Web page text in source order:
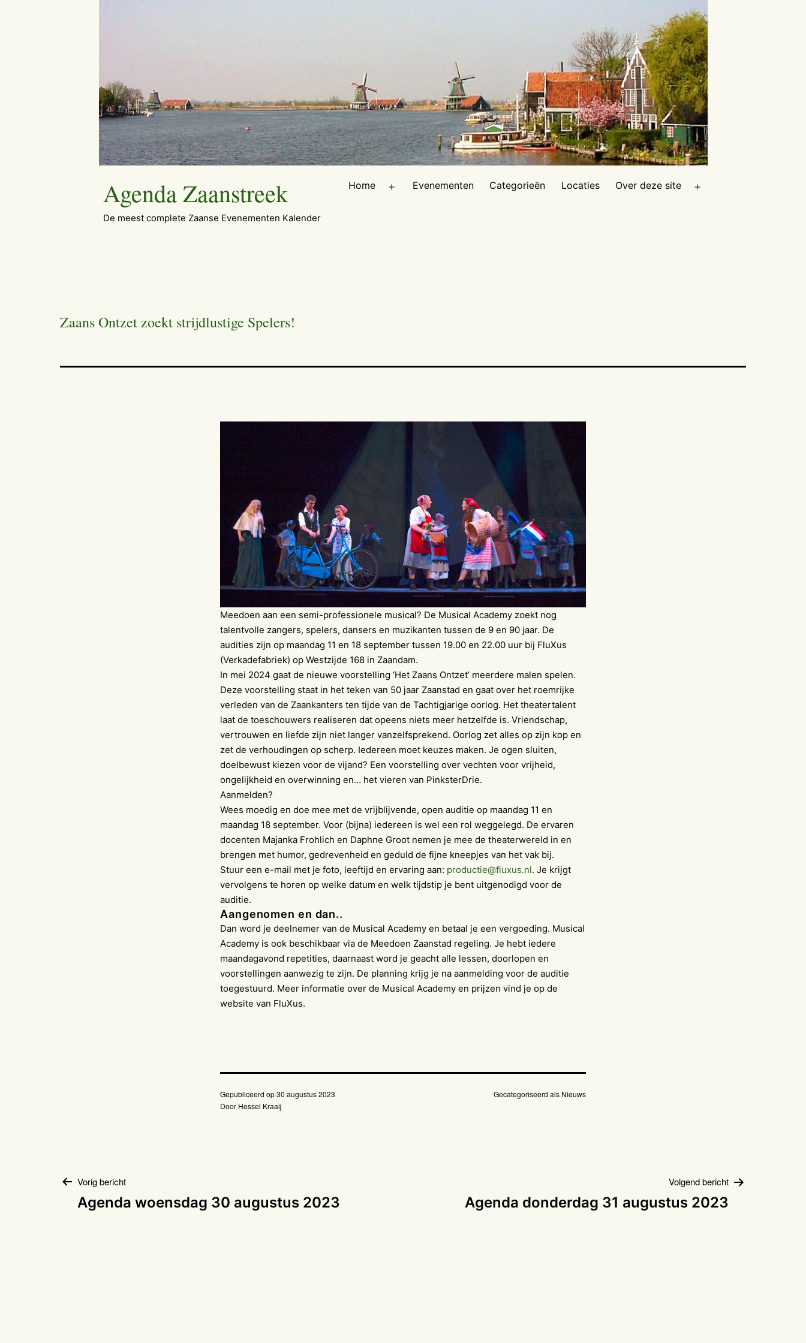
Agenda Zaanstreek
De meest complete Zaanse Evenementen Kalender
Home Evenementen Categorieën Locaties Over deze site
Zaans Ontzet zoekt strijdlustige Spelers!
Meedoen aan een semi-professionele musical? De Musical Academy zoekt nog
talentvolle zangers, spelers, dansers en muzikanten tussen de 9 en 90 jaar. De
audities zijn op maandag 11 en 18 september tussen 19.00 en 22.00 uur bij FluXus
(Verkadefabriek) op Westzijde 168 in Zaandam.
In mei 2024 gaat de nieuwe voorstelling ‘Het Zaans Ontzet’ meerdere malen spelen.
Deze voorstelling staat in het teken van 50 jaar Zaanstad en gaat over het roemrijke
verleden van de Zaankanters ten tijde van de Tachtigjarige oorlog. Het theatertalent
laat de toeschouwers realiseren dat opeens niets meer hetzelfde is. Vriendschap,
vertrouwen en liefde zijn niet langer vanzelfsprekend. Oorlog zet alles op zijn kop en
zet de verhoudingen op scherp. Iedereen moet keuzes maken. Je ogen sluiten,
doelbewust kiezen voor de vijand? Een voorstelling over vechten voor vrijheid,
ongelijkheid en overwinning en… het vieren van PinksterDrie.
Aanmelden?
Wees moedig en doe mee met de vrijblijvende, open auditie op maandag 11 en
maandag 18 september. Voor (bijna) iedereen is wel een rol weggelegd. De ervaren
docenten Majanka Frohlich en Daphne Groot nemen je mee de theaterwereld in en
brengen met humor, gedrevenheid en geduld de fijne kneepjes van het vak bij.
Stuur een e-mail met je foto, leeftijd en ervaring aan: productie@fluxus.nl. Je krijgt
vervolgens te horen op welke datum en welk tijdstip je bent uitgenodigd voor de
auditie.
Aangenomen en dan..
Dan word je deelnemer van de Musical Academy en betaal je een vergoeding. Musical
Academy is ook beschikbaar via de Meedoen Zaanstad regeling. Je hebt iedere
maandagavond repetities, daarnaast word je geacht alle lessen, doorlopen en
voorstellingen aanwezig te zijn. De planning krijg je na aanmelding voor de auditie
toegestuurd. Meer informatie over de Musical Academy en prijzen vind je op de
website van FluXus.
Gepubliceerd op30 augustus 2023
Door Hessel Kraaij
Gecategoriseerd als Nieuws
Bericht
Vorig bericht
Agenda woensdag 30 augustus 2023
Volgend bericht
Agenda donderdag 31 augustus 2023